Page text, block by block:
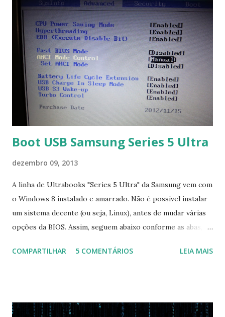
Boot USB Samsung Series 5 Ultra
dezembro 09, 2013
A linha de Ultrabooks "Series 5 Ultra" da Samsung vem com
o Windows 8 instalado e amarrado. Não é possível instalar
um sistema decente (ou seja, Linux), antes de mudar várias
opções da BIOS. Assim, seguem abaixo conforme as abas, a
Na inicialização aperte F2 para acessar a BIOS e então faça
com Win, deixe essa opção no Auto ) Set AHCI Mode ->
COMPARTILHAR 5 COMENTÁRIOS LEIA MAIS